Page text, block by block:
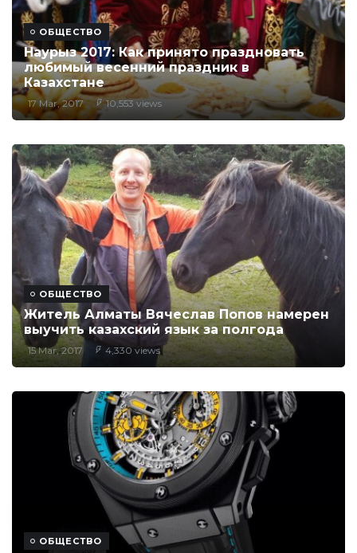
ОБЩЕСТВО
Наурыз 2017: Как принято праздновать
любимый весенний праздник в
Казахстане
17 Mar, 2017 10,553 views
ОБЩЕСТВО
Житель Алматы Вячеслав Попов намерен
выучить казахский язык за полгода
15 Mar, 2017 4,330 views
ОБЩЕСТВО